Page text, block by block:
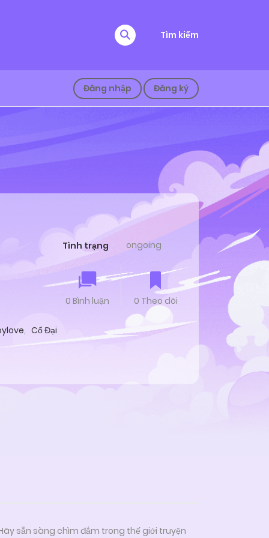
Tìm kiếm
Đăng nhập Đăng ký
, Cổ Đại
Tình trạng ongoing
0 Bình luận 0 Theo dõi
sẵn sàng chìm đắm trong thế giới truyện